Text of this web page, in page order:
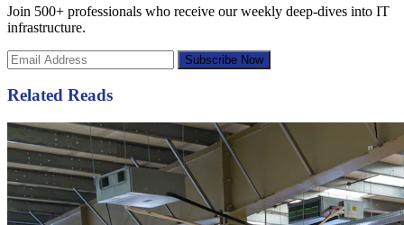
Join 500+ professionals who receive our weekly deep-dives into IT
infrastructure.
Subscribe Now
Related Reads